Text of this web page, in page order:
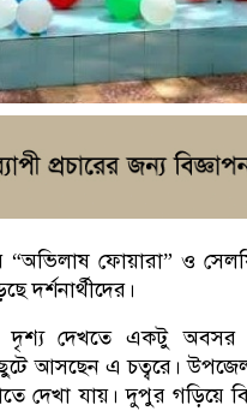
“অভিলাষ ফোয়ারা” ও
দর্শনার্থীদের।
দৃশ্য দেখতে একটু
আসছেন এ চত্বরে।
দেখা যায়। দুপুর গড়িয়ে